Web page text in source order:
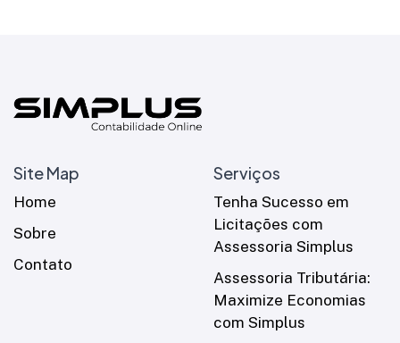
Site Map
Home
Sobre
Contato
Serviços
Tenha Sucesso em
Licitações com
Assessoria Simplus
Assessoria Tributária:
Maximize Economias
com Simplus